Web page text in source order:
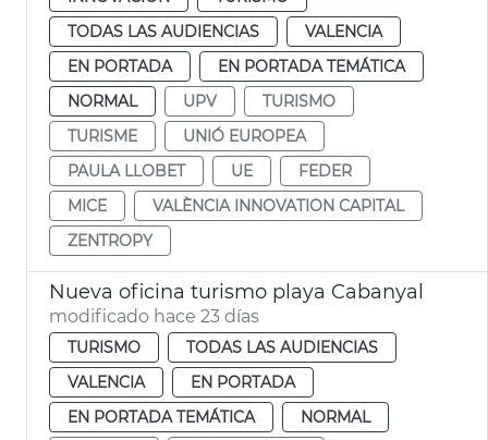
TODAS LAS AUDIENCIAS
VALENCIA
EN PORTADA
EN PORTADA TEMÁTICA
NORMAL
UPV
TURISMO
TURISME
UNIÓ EUROPEA
PAULA LLOBET
UE
FEDER
MICE
VALÈNCIA INNOVATION CAPITAL
ZENTROPY
Nueva oficina turismo playa Cabanyal
modificado hace 23 días
TURISMO
TODAS LAS AUDIENCIAS
VALENCIA
EN PORTADA
EN PORTADA TEMÁTICA
NORMAL